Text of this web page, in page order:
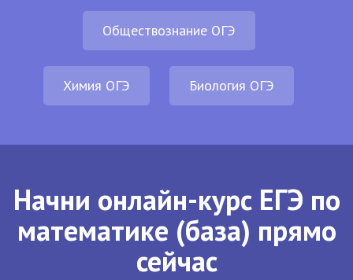
Обществознание ОГЭ
Химия ОГЭ Биология ОГЭ
Начни онлайн-курс ЕГЭ по
математике (база) прямо
сейчас